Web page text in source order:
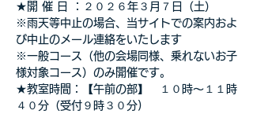
★開 催 日 ：２０２６年３月７日（土）
※雨天等中止の場合、当サイトでの案内およ
び中止のメール連絡をいたします
※一般コース（他の会場同様、乗れないお子
様対象コース）のみ開催です。
★教室時間：【午前の部】　１０時～１１時
４０分（受付９時３０分)